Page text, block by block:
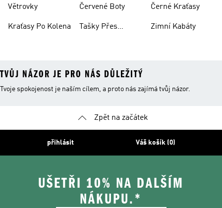
Větrovky
Kraťasy Po Kolena
Červené Boty
Tašky Přes
Černé Kraťasy
Zimní Kabáty
TVŮJ NÁZOR JE PRO NÁS DŮLEŽITÝ
Tvoje spokojenost je naším cílem, a proto nás zajímá tvůj názor.
Zpět na začátek
přihlásit Váš košík (0)
UŠETŘI 10% NA DALŠÍM
NÁKUPU.*